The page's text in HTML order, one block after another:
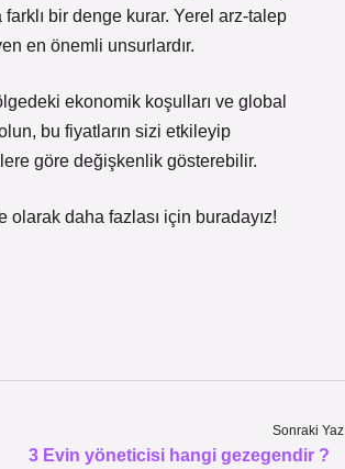
bir denge kurar. Yerel arz-talep
en önemli unsurlardır.
ekonomik koşulları ve global
bu fiyatların sizi etkileyip
göre değişkenlik gösterebilir.
olarak daha fazlası için buradayız!
Sonraki
3 Evin yöneticisi hangi gezegendir ?